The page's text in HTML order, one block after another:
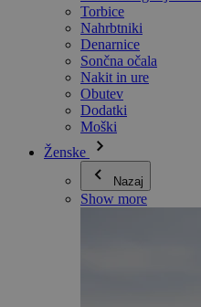
Torbice
Nahrbtniki
Denarnice
Sončna očala
Nakit in ure
Obutev
Dodatki
Moški
Ženske
Nazaj
Show more